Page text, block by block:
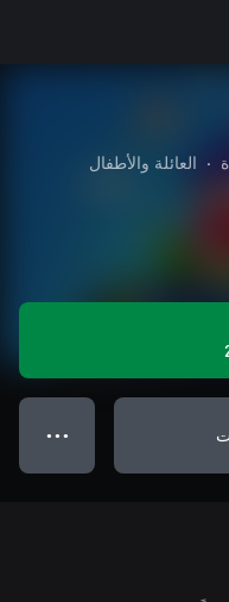
• العائلة والأطفال
● ● ●